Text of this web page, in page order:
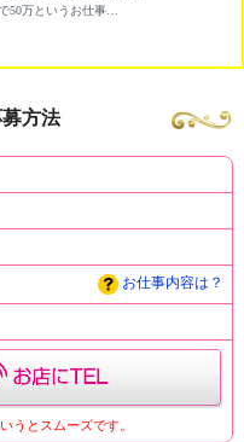
方法
お仕事内容は？
うとスムーズです。